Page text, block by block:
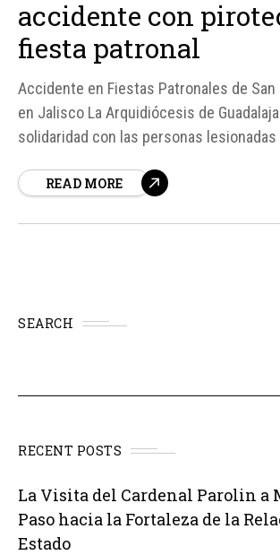
accidente con
fiesta patronal
Accidente en Fiestas Patronales de
en Jalisco La Arquidiócesis de
solidaridad con las personas lesionadas
durante las fiestas patronales en honor a
READ MORE
SEARCH
RECENT POSTS
La Visita del Cardenal Parolin a
Paso hacia la Fortaleza de la
Estado